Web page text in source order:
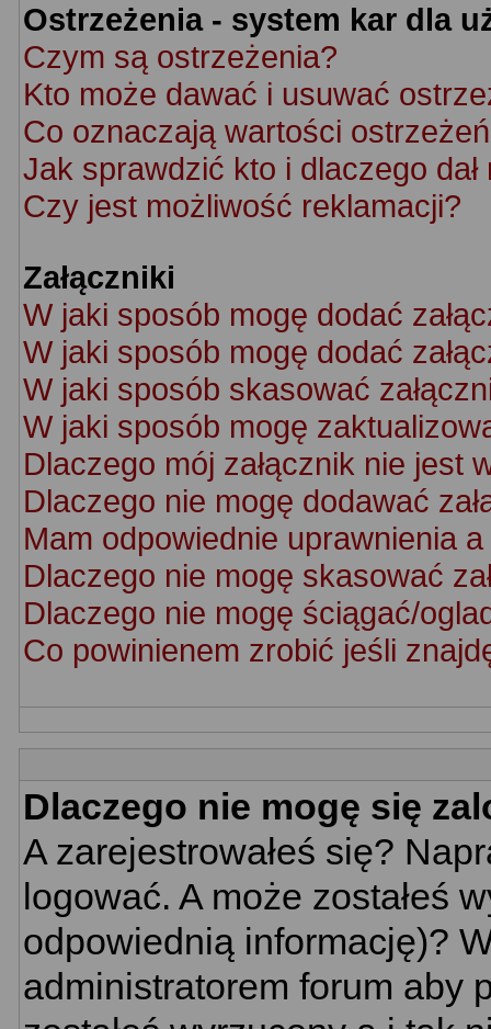
Ostrzeżenia - system kar dla
Czym są ostrzeżenia?
Kto może dawać i usuwać
Co oznaczają wartości
Jak sprawdzić kto i dlaczego
Czy jest możliwość reklamacji?
Załączniki
W jaki sposób mogę dodać
W jaki sposób mogę dodać
W jaki sposób skasować
W jaki sposób mogę
Dlaczego mój załącznik nie jest
Dlaczego nie mogę dodawać
Mam odpowiednie uprawnienia
Dlaczego nie mogę skasować
Dlaczego nie mogę ściągać/
Co powinienem zrobić jeśli
Dlaczego nie mogę się
A zarejestrowałeś się?
logować. A może zostałeś
odpowiednią informację)?
administratorem forum aby